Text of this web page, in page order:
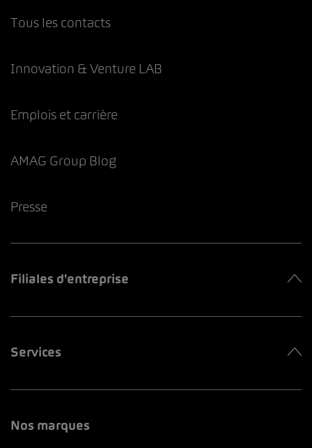
Tous les contacts
Innovation & Venture LAB
Emplois et carrière
AMAG Group Blog
Presse
Filiales d'entreprise
Services
Nos marques